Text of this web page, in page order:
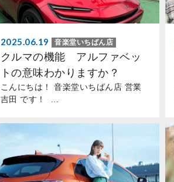
2025.06.19 音楽堂いちばん店
クルマの機能 アルファベッ
トの意味わかりますか？
こんにちは！ 音楽堂いちばん店 営業
吉田 です！ ...